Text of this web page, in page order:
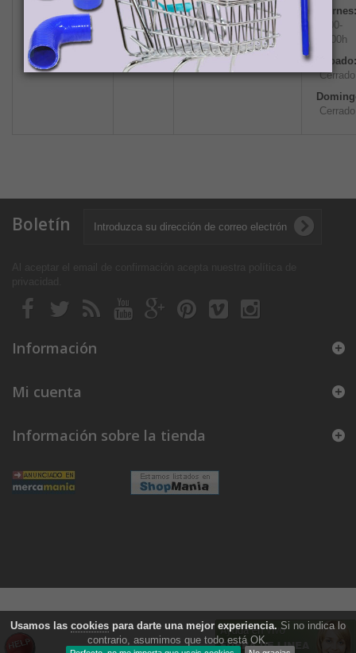
Usamos las cookies para darte una mejor experiencia. Si no indica lo
contrario, asumimos que todo está OK.
Fax: +34 916 33 06 66
Email:
info@demacmotor.com
Viernes:
8:00-
15:00h
Sábado:
Cerrado
Cerrado
Boletín
Información
Mi cuenta
Información sobre la tienda